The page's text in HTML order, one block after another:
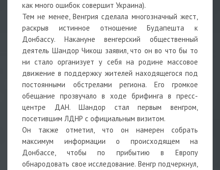
как много ошибок совершит Украина).
Тем не менее, Венгрия сделала многозначный жест,
раскрыв истинное отношение Будапешта к
Донбассу. Накануне венгерский общественный
деятель Шандор Чикош заявил, что он во что бы то
ни стало организует у себя на родине массовое
движение в поддержку жителей находящегося под
постоянными обстрелами региона. Его громкое
обещание прозвучало в ходе брифинга в пресс-
центре ДАН. Шандор стал первым венгром,
посетившим ЛДНР с официальным визитом.
Он также отметил, что он намерен собрать
максимум информации о происходящем на
Донбассе, чтобы по прибытию в Европу
обнародовать свое исследование. Венгр подчеркнул,